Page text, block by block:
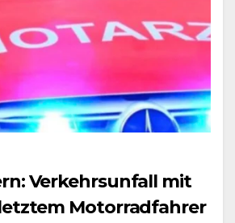
Verkehrsunfall mit
Motorradfahrer